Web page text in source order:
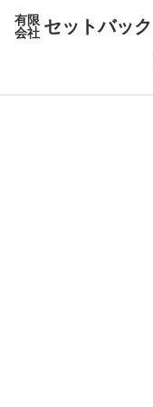
有限
会社 セットバック